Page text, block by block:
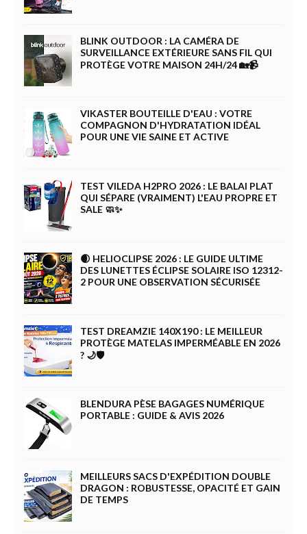
BLINK OUTDOOR : LA CAMÉRA DE
SURVEILLANCE EXTÉRIEURE SANS FIL QUI
PROTÈGE VOTRE MAISON 24H/24 🏡📹
VIKASTER BOUTEILLE D'EAU : VOTRE
COMPAGNON D'HYDRATATION IDÉAL
POUR UNE VIE SAINE ET ACTIVE
TEST VILEDA H2PRO 2026 : LE BALAI PLAT
QUI SÉPARE (VRAIMENT) L'EAU PROPRE ET
SALE 🧼✨
🌒 HELIOCLIPSE 2026 : LE GUIDE ULTIME
DES LUNETTES ÉCLIPSE SOLAIRE ISO 12312-
2 POUR UNE OBSERVATION SÉCURISÉE
TEST DREAMZIE 140X190 : LE MEILLEUR
PROTÈGE MATELAS IMPERMÉABLE EN 2026
? 🌙🛡️
BLENDURA PÈSE BAGAGES NUMÉRIQUE
PORTABLE : GUIDE & AVIS 2026
MEILLEURS SACS D'EXPÉDITION DOUBLE
DRAGON : ROBUSTESSE, OPACITÉ ET GAIN
DE TEMPS